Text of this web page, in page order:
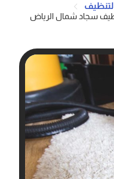
سجاد شمال الرياض